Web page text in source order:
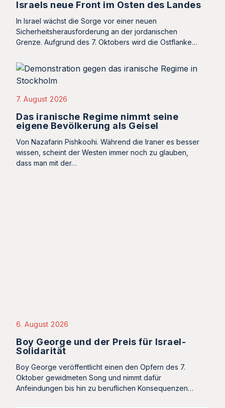
Israels neue Front im Osten des Landes
In Israel wächst die Sorge vor einer neuen
Sicherheitsherausforderung an der jordanischen
Grenze. Aufgrund des 7. Oktobers wird die Ostflanke…
7. August 2026
Das iranische Regime nimmt seine
eigene Bevölkerung als Geisel
Von Nazafarin Pishkoohi. Während die Iraner es besser
wissen, scheint der Westen immer noch zu glauben,
dass man mit der…
Bleiben Sie informiert! Mit unserem
wöchentlichen Newsletter erhalten. Sie
alle aktuellen Analysen und Kommentare
unserer Experten und Autoren.
E
m